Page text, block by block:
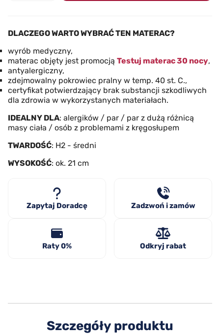
DLACZEGO WARTO WYBRAĆ TEN MATERAC?
wyrób medyczny,
materac objęty jest promocją Testuj materac 30 nocy,
antyalergiczny,
zdejmowalny pokrowiec pralny w temp. 40 st. C.,
certyfikat potwierdzający brak substancji szkodliwych
dla zdrowia w wykorzystanych materiałach.
IDEALNY DLA: alergików / par / par z dużą różnicą
masy ciała / osób z problemami z kręgosłupem
TWARDOŚĆ: H2 - średni
WYSOKOŚĆ: ok. 21 cm
Zapytaj Doradcę Zadzwoń i zamów
Raty 0% Odkryj rabat
Szczegóły produktu